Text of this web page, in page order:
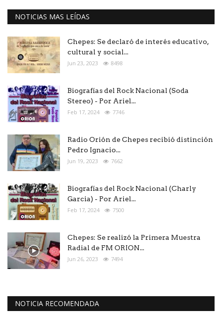
NOTICIAS MAS LEÍDAS
Chepes: Se declaró de interés educativo,
cultural y social...
Jun 23, 2023 8498
Biografías del Rock Nacional (Soda
Stereo) - Por Ariel...
Feb 17, 2024 7746
Radio Orión de Chepes recibió distinción
Pedro Ignacio...
Jun 19, 2023 7662
Biografías del Rock Nacional (Charly
Garcia) - Por Ariel...
Feb 17, 2024 7500
Chepes: Se realizó la Primera Muestra
Radial de FM ORION...
Jun 26, 2023 7494
NOTICIA RECOMENDADA